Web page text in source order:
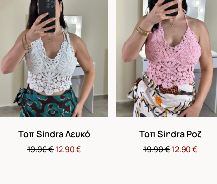
Τοπ Sindra Λευκό
19.90€12.90€
Τοπ Sindra Ροζ
19.90€12.90€